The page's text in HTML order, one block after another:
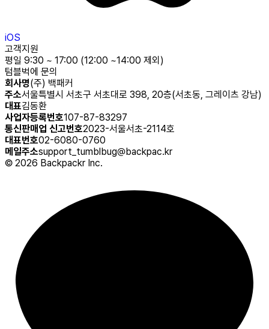
iOS
고객지원
평일 9:30 ~ 17:00 (12:00 ~14:00 제외)
텀블벅에 문의
회사명(주) 백패커
주소서울특별시 서초구 서초대로 398, 20층(서초동, 그레이츠 강남)
대표김동환
사업자등록번호107-87-83297
통신판매업 신고번호2023-서울서초-2114호
대표번호02-6080-0760
메일주소support_tumblbug@backpac.kr
© 2026 Backpackr Inc.